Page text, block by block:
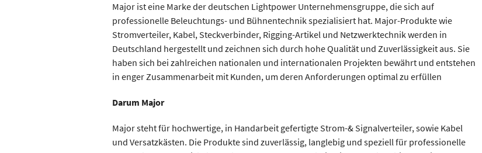
Major ist eine Marke der deutschen Lightpower Unternehmensgruppe, die sich auf
professionelle Beleuchtungs- und Bühnentechnik spezialisiert hat. Major-Produkte wie
Stromverteiler, Kabel, Steckverbinder, Rigging-Artikel und Netzwerktechnik werden in
Deutschland hergestellt und zeichnen sich durch hohe Qualität und Zuverlässigkeit aus. Sie
haben sich bei zahlreichen nationalen und internationalen Projekten bewährt und entstehen
in enger Zusammenarbeit mit Kunden, um deren Anforderungen optimal zu erfüllen
Darum Major
Major steht für hochwertige, in Handarbeit gefertigte Strom-& Signalverteiler, sowie Kabel
und Versatzkästen. Die Produkte sind zuverlässig, langlebig und speziell für professionelle